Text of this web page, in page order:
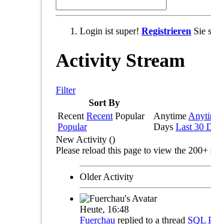
Login ist super! Registrieren Sie
Activity Stream
Filter
Sort By
Recent Recent Popular
Popular
Anytime
Days Last 30
New Activity ()
Please reload this page to view the
Older Activity
Heute, 16:48
Fuerchau replied to a thread SQL